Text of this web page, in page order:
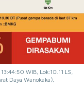
WIB, Lok:10.11 LS,
Daya Wanokaka),